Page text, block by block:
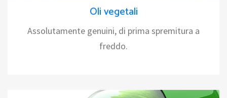
Oli vegetali
Assolutamente genuini, di prima spremitura a
freddo.